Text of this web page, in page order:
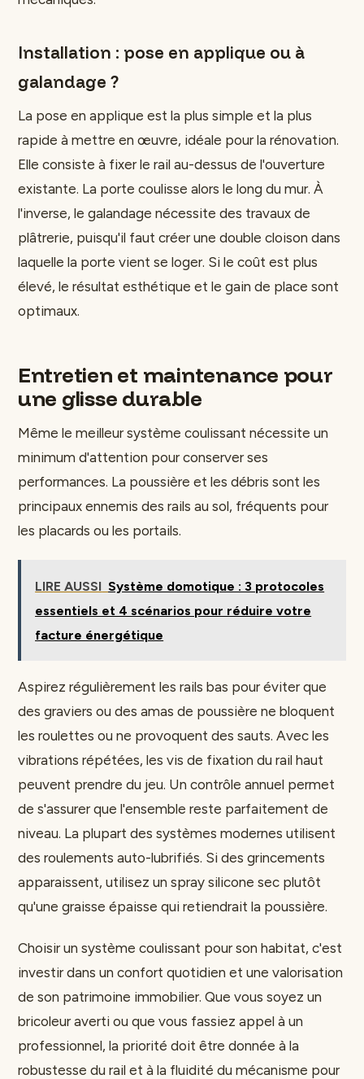
Installation : pose en applique ou à
galandage ?
La pose en applique est la plus simple et la plus
rapide à mettre en œuvre, idéale pour la rénovation.
Elle consiste à fixer le rail au-dessus de l'ouverture
existante. La porte coulisse alors le long du mur. À
l'inverse, le galandage nécessite des travaux de
plâtrerie, puisqu'il faut créer une double cloison dans
laquelle la porte vient se loger. Si le coût est plus
élevé, le résultat esthétique et le gain de place sont
optimaux.
Entretien et maintenance pour
une glisse durable
Même le meilleur système coulissant nécessite un
minimum d'attention pour conserver ses
performances. La poussière et les débris sont les
principaux ennemis des rails au sol, fréquents pour
les placards ou les portails.
LIRE AUSSI Système domotique : 3 protocoles
essentiels et 4 scénarios pour réduire votre
facture énergétique
Aspirez régulièrement les rails bas pour éviter que
des graviers ou des amas de poussière ne bloquent
les roulettes ou ne provoquent des sauts. Avec les
vibrations répétées, les vis de fixation du rail haut
peuvent prendre du jeu. Un contrôle annuel permet
de s'assurer que l'ensemble reste parfaitement de
niveau. La plupart des systèmes modernes utilisent
des roulements auto-lubrifiés. Si des grincements
apparaissent, utilisez un spray silicone sec plutôt
qu'une graisse épaisse qui retiendrait la poussière.
Choisir un système coulissant pour son habitat, c'est
investir dans un confort quotidien et une valorisation
de son patrimoine immobilier. Que vous soyez un
bricoleur averti ou que vous fassiez appel à un
professionnel, la priorité doit être donnée à la
robustesse du rail et à la fluidité du mécanisme pour